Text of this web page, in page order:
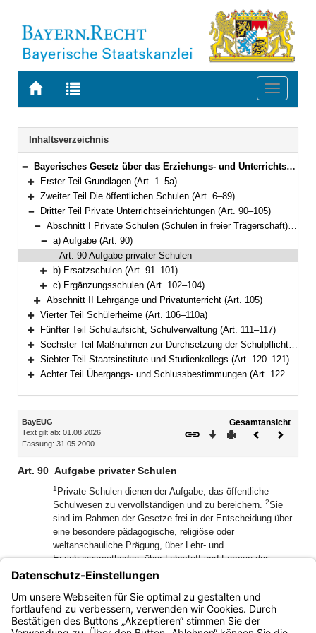
Zur
BAYERN.RECHT
Zur
letzten
Suche
Toggle
Navigation
Inhaltsverzeichnis
Bereich reduzieren
Bayerisches Gesetz über das Erziehungs- und Unterrichtswesen (BayEUG) in der Fassung der Bekanntmachung vom 31. Mai 2000 (GVBl. S. 414, 632) BayRS 2230-1-1-K (Art. 1–125)
Bereich erweitern
Erster Teil Grundlagen (Art. 1–5a)
Bereich erweitern
Zweiter Teil Die öffentlichen Schulen (Art. 6–89)
Bereich reduzieren
Dritter Teil Private Unterrichtseinrichtungen (Art. 90–105)
Bereich reduzieren
Abschnitt I Private Schulen (Schulen in freier Trägerschaft) (Art. 90–104)
Bereich reduzieren
a) Aufgabe (Art. 90)
Art. 90 Aufgabe privater Schulen
Bereich erweitern
b) Ersatzschulen (Art. 91–101)
Bereich erweitern
c) Ergänzungsschulen (Art. 102–104)
Bereich erweitern
Abschnitt II Lehrgänge und Privatunterricht (Art. 105)
Bereich erweitern
Vierter Teil Schülerheime (Art. 106–110a)
Bereich erweitern
Fünfter Teil Schulaufsicht, Schulverwaltung (Art. 111–117)
Bereich erweitern
Sechster Teil Maßnahmen zur Durchsetzung der Schulpflicht, Ordnungswidrigkeiten (Art. 118–119)
Bereich erweitern
Siebter Teil Staatsinstitute und Studienkollegs (Art. 120–121)
Achter Teil Übergangs- und Schlussbestimmungen (Art. 122–125)
Inhalt
BayEUG
Text gilt ab: 01.08.2026
Fassung: 31.05.2000
Gesamtansicht
Download
DruckenVorheriges
Art. 90 Aufgabe privater Schulen
1 Private Schulen dienen der Aufgabe, das öffentliche
Schulwesen zu vervollständigen und zu bereichern. 2Sie
sind im Rahmen der Gesetze frei in der Entscheidung über
eine besondere pädagogische, religiöse oder
weltanschauliche Prägung, über Lehr- und
Erziehungsmethoden, über Lehrstoff und Formen der
Unterrichtsorganisation. Die Bestimmungen über die
Schulpflicht gelten auch an Privatschulen.
Schulvorbereitenden Einrichtungen gelten die
Bestimmungen dieses Gesetzes entsprechend.